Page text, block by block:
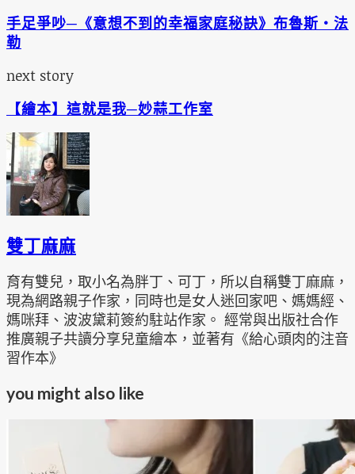
手足爭吵─《意想不到的幸福家庭秘訣》布魯斯‧法
勒
next story
【繪本】這就是我─妙蒜工作室
雙丁麻麻
育有雙兒，取小名為胖丁、可丁，所以自稱雙丁麻麻，
現為網路親子作家，同時也是女人迷回家吧、媽媽經、
媽咪拜、波波黛莉簽約駐站作家。 經常與出版社合作
推廣親子共讀分享兒童繪本，並著有《給心頭肉的注音
習作本》
you might also like